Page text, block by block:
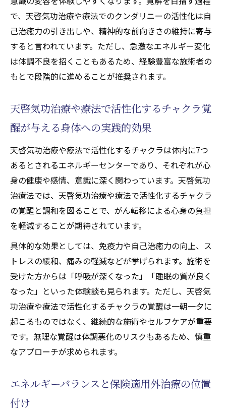
で、天啓気功治療や療法でのクンダリニーの活性化は自
己治癒力の引き出しや、精神的な前向きさの維持に寄与
すると言われています。ただし、急激なエネルギー変化
は体調不良を招くこともあるため、経験豊富な施術者の
もとで段階的に進めることが推奨されます。
天啓気功治療や療法で活性化するチャクラ覚
醒が与える身体への実践的効果
天啓気功治療や療法で活性化するチャクラは体内に7つ
あるとされるエネルギーセンターであり、それぞれが心
身の健康や感情、意識に深く関わっています。天啓気功
治療法では、天啓気功治療や療法で活性化するチャクラ
の覚醒と調和を図ることで、がん転移による心身の負担
を軽減することが期待されています。
具体的な効果としては、免疫力や自己治癒力の向上、ス
トレスの緩和、痛みの軽減などが挙げられます。施術を
受けた方からは「呼吸が深くなった」「睡眠の質が良く
なった」といった体験談も見られます。ただし、天啓気
功治療や療法で活性化するチャクラの覚醒は一朝一夕に
起こるものではなく、継続的な施術やセルフケアが重要
です。無理な覚醒は体調悪化のリスクもあるため、慎重
なアプローチが求められます。
エネルギーバランスと保険適用外治療の位置
付け